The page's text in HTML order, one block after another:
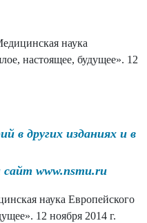
наука
настоящее, будущее». 12
в других изданиях и в
сайт www.nsmu.ru
наука Европейского
12 ноября 2014 г.